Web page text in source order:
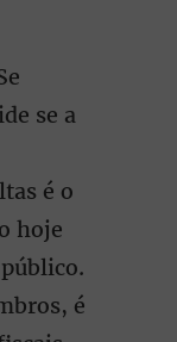
se a
é o
hoje
é